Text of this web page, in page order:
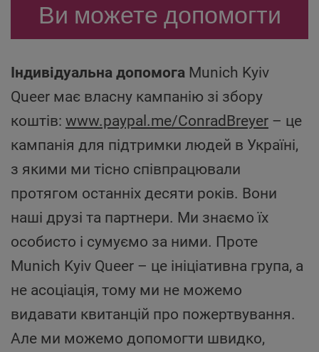
Ви можете допомогти
Індивідуальна допомогаMunich Kyiv
Queer має власну кампанію зі збору
коштів: www.paypal.me/ConradBreyer– це
кампанія для підтримки людей в Україні,
з якими ми тісно співпрацювали
протягом останніх десяти років. Вони
наші друзі та партнери. Ми знаємо їх
особисто і сумуємо за ними. Проте
Munich Kyiv Queer – це ініціативна група, а
не асоціація, тому ми не можемо
видавати квитанцій про пожертвування.
Але ми можемо допомогти швидко,